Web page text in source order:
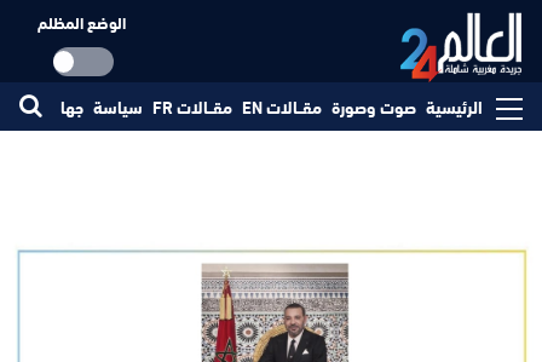
الوضع المظلم
الرئيسية صوت وصورة مقــالات EN مقــالات FR سياسة جهات